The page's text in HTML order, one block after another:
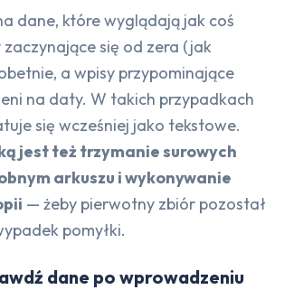
dane, które wyglądają jak coś
się od zera (jak
a wpisy przypominające
na daty. W takich przypadkach
się wcześniej jako tekstowe.
jest też trzymanie surowych
arkuszu i wykonywanie
— żeby pierwotny zbiór pozostał
pomyłki.
dane po wprowadzeniu